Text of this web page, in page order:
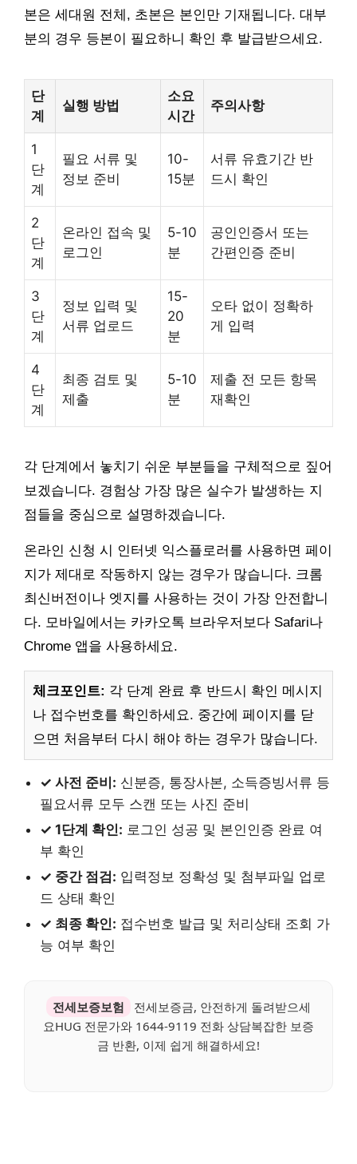
본은 세대원 전체, 초본은 본인만 기재됩니다. 대부
분의 경우 등본이 필요하니 확인 후 발급받으세요.
단
계
실행 방법
소요
시간
주의사항
1
단
계
필요 서류 및
정보 준비
10-
15분
서류 유효기간 반
드시 확인
2
단
계
온라인 접속 및
로그인
5-10
분
공인인증서 또는
간편인증 준비
3
단
계
정보 입력 및
서류 업로드
15-
20
분
오타 없이 정확하
게 입력
4
단
계
최종 검토 및
제출
5-10
분
제출 전 모든 항목
재확인
각 단계에서 놓치기 쉬운 부분들을 구체적으로 짚어
보겠습니다. 경험상 가장 많은 실수가 발생하는 지
점들을 중심으로 설명하겠습니다.
온라인 신청 시 인터넷 익스플로러를 사용하면 페이
지가 제대로 작동하지 않는 경우가 많습니다. 크롬
최신버전이나 엣지를 사용하는 것이 가장 안전합니
다. 모바일에서는 카카오톡 브라우저보다 Safari나
Chrome 앱을 사용하세요.
체크포인트: 각 단계 완료 후 반드시 확인 메시지
나 접수번호를 확인하세요. 중간에 페이지를 닫
으면 처음부터 다시 해야 하는 경우가 많습니다.
✓ 사전 준비: 신분증, 통장사본, 소득증빙서류 등
필요서류 모두 스캔 또는 사진 준비
✓ 1단계 확인: 로그인 성공 및 본인인증 완료 여
부 확인
✓ 중간 점검: 입력정보 정확성 및 첨부파일 업로
드 상태 확인
✓ 최종 확인: 접수번호 발급 및 처리상태 조회 가
능 여부 확인
전세보증보험
전세보증금, 안전하게 돌려받으세
요HUG 전문가와 1644-9119 전화 상담복잡한 보증
금 반환, 이제 쉽게 해결하세요!